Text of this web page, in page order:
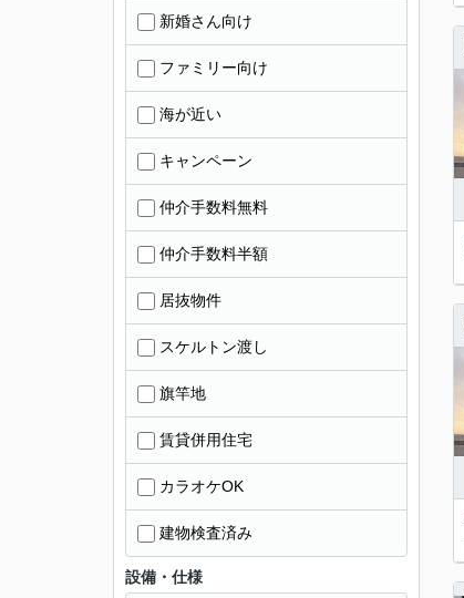
新婚さん向け
ファミリー向け
海が近い
キャンペーン
仲介手数料無料
仲介手数料半額
居抜物件
スケルトン渡し
旗竿地
賃貸併用住宅
カラオケOK
建物検査済み
設備・仕様